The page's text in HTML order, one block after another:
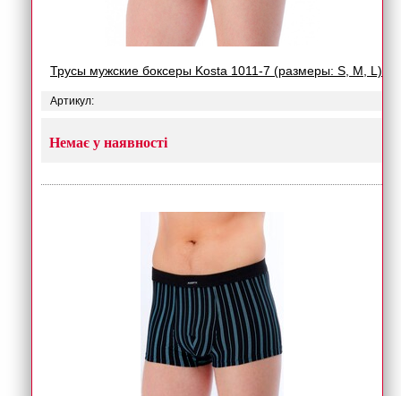
Трусы мужские боксеры Kosta 1011-7 (размеры: S, M, L)
Артикул:
Немає у наявності